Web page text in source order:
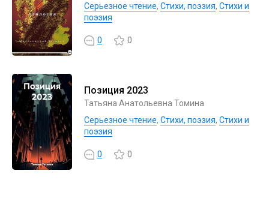
Серьезное чтение, Cтихи, поэзия, Стихи и
поэзия
0 0
Позиция 2023
Татьяна Анатольевна Томина
Серьезное чтение, Cтихи, поэзия, Стихи и
поэзия
0 0